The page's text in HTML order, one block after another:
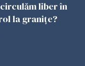
a lăsat copiii
mall. Vecinii
liber în
la granițe?